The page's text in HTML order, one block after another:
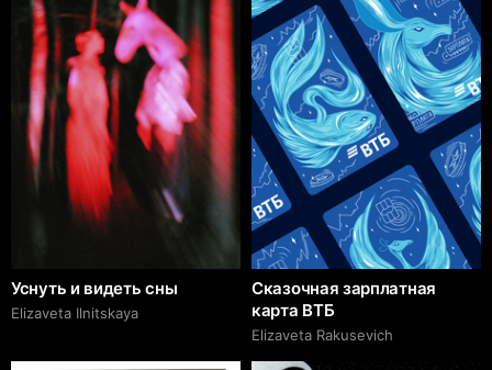
Уснуть и видеть сны
Elizaveta Ilnitskaya
Сказочная зарплатная
карта ВТБ
Elizaveta Rakusevich